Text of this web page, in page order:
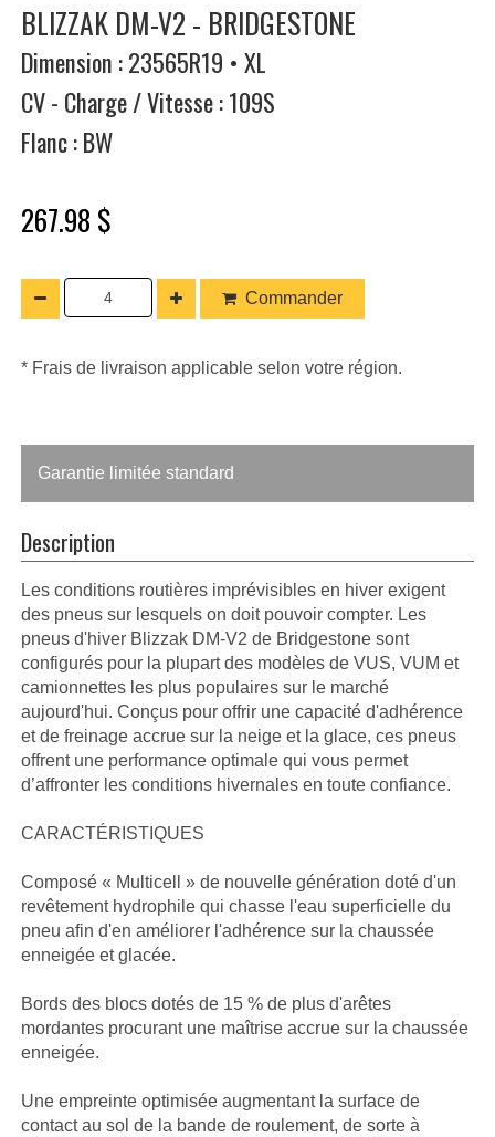
BLIZZAK DM-V2 - BRIDGESTONE
Dimension : 23565R19 • XL
CV - Charge / Vitesse : 109S
Flanc : BW
267.98 $
Commander
* Frais de livraison applicable selon votre région.
Garantie limitée standard
Description
Les conditions routières imprévisibles en hiver exigent
des pneus sur lesquels on doit pouvoir compter. Les
pneus d'hiver Blizzak DM-V2 de Bridgestone sont
configurés pour la plupart des modèles de VUS, VUM et
camionnettes les plus populaires sur le marché
aujourd'hui. Conçus pour offrir une capacité d'adhérence
et de freinage accrue sur la neige et la glace, ces pneus
offrent une performance optimale qui vous permet
d’affronter les conditions hivernales en toute confiance.
CARACTÉRISTIQUES
Composé « Multicell » de nouvelle génération doté d'un
revêtement hydrophile qui chasse l'eau superficielle du
pneu afin d'en améliorer l'adhérence sur la chaussée
enneigée et glacée.
Bords des blocs dotés de 15 % de plus d'arêtes
mordantes procurant une maîtrise accrue sur la chaussée
enneigée.
Une empreinte optimisée augmentant la surface de
contact au sol de la bande de roulement, de sorte à